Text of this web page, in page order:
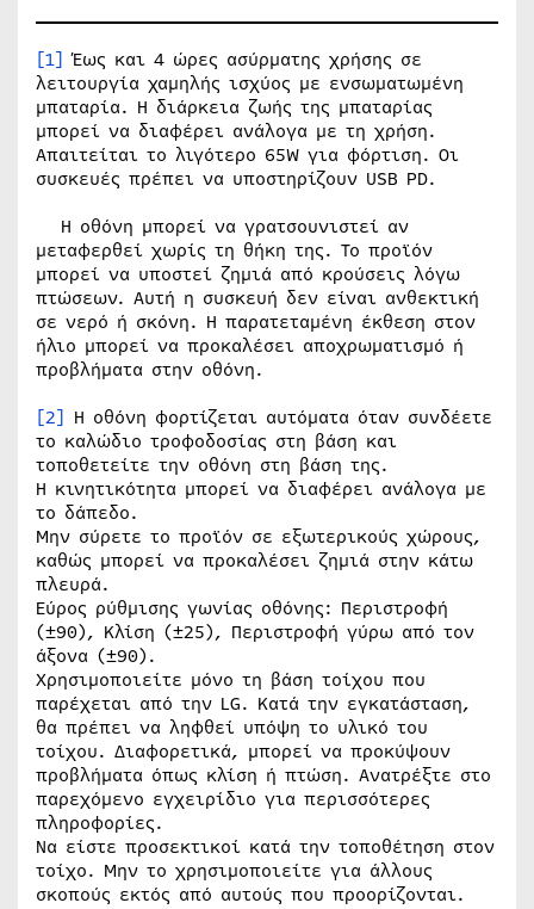
[1] Έως και 4 ώρες ασύρματης χρήσης σε
λειτουργία χαμηλής ισχύος με ενσωματωμένη
μπαταρία. Η διάρκεια ζωής της μπαταρίας
μπορεί να διαφέρει ανάλογα με τη χρήση.
Απαιτείται το λιγότερο 65W για φόρτιση. Οι
συσκευές πρέπει να υποστηρίζουν USB PD.
Η οθόνη μπορεί να γρατσουνιστεί αν
μεταφερθεί χωρίς τη θήκη της. Το προϊόν
μπορεί να υποστεί ζημιά από κρούσεις λόγω
πτώσεων. Αυτή η συσκευή δεν είναι ανθεκτική
σε νερό ή σκόνη. Η παρατεταμένη έκθεση στον
ήλιο μπορεί να προκαλέσει αποχρωματισμό ή
προβλήματα στην οθόνη.
[2] Η οθόνη φορτίζεται αυτόματα όταν συνδέετε
το καλώδιο τροφοδοσίας στη βάση και
τοποθετείτε την οθόνη στη βάση της.
Η κινητικότητα μπορεί να διαφέρει ανάλογα με
το δάπεδο.
Μην σύρετε το προϊόν σε εξωτερικούς χώρους,
καθώς μπορεί να προκαλέσει ζημιά στην κάτω
πλευρά.
Εύρος ρύθμισης γωνίας οθόνης: Περιστροφή
(±90), Κλίση (±25), Περιστροφή γύρω από τον
άξονα (±90).
Χρησιμοποιείτε μόνο τη βάση τοίχου που
παρέχεται από την LG. Κατά την εγκατάσταση,
θα πρέπει να ληφθεί υπόψη το υλικό του
τοίχου. Διαφορετικά, μπορεί να προκύψουν
προβλήματα όπως κλίση ή πτώση. Ανατρέξτε στο
παρεχόμενο εγχειρίδιο για περισσότερες
πληροφορίες.
Να είστε προσεκτικοί κατά την τοποθέτηση στον
τοίχο. Μην το χρησιμοποιείτε για άλλους
σκοπούς εκτός από αυτούς που προορίζονται.